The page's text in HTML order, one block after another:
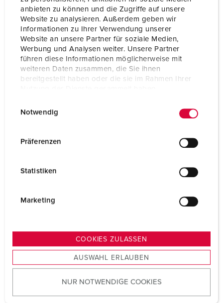
anbieten zu können und die Zugriffe auf unsere
Website zu analysieren. Außerdem geben wir
Informationen zu Ihrer Verwendung unserer
Website an unsere Partner für soziale Medien,
Werbung und Analysen weiter. Unsere Partner
führen diese Informationen möglicherweise mit
weiteren Daten zusammen, die Sie ihnen
bereitgestellt haben oder die sie im Rahmen Ihrer
s
u
w
Notwendig
Präferenzen
Statistiken
Marketing
COOKIES ZULASSEN
AUSWAHL ERLAUBEN
NUR NOTWENDIGE COOKIES
Matériaux des boítiers matière plastique
Poids 65 g
Certification de conformité VDE